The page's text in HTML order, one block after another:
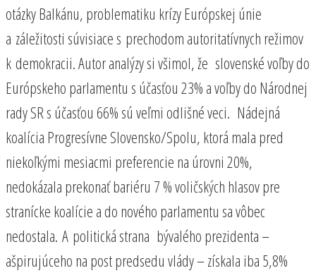
otázky Balkánu, problematiku krízy Európskej únie
a záležitosti súvisiace s prechodom autoritatívnych režimov
k demokracii. Autor analýzy si všimol, že slovenské voľby do
Európskeho parlamentu s účasťou 23% a voľby do Národnej
rady SR s účasťou 66% sú veľmi odlišné veci. Nádejná
koalícia Progresívne Slovensko/Spolu, ktorá mala pred
niekoľkými mesiacmi preferencie na úrovni 20%,
nedokázala prekonať bariéru 7 % voličských hlasov pre
stranícke koalície a do nového parlamentu sa vôbec
nedostala. A politická strana bývalého prezidenta –
ašpirujúceho na post predsedu vlády – získala iba 5,8%